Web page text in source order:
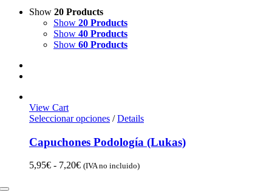
Show 20 Products
Show 20 Products
Show 40 Products
Show 60 Products
View Cart
Seleccionar opciones / Details
Capuchones Podología (Lukas)
5,95€ - 7,20€Rango
(IVA no incluido)
Toggle